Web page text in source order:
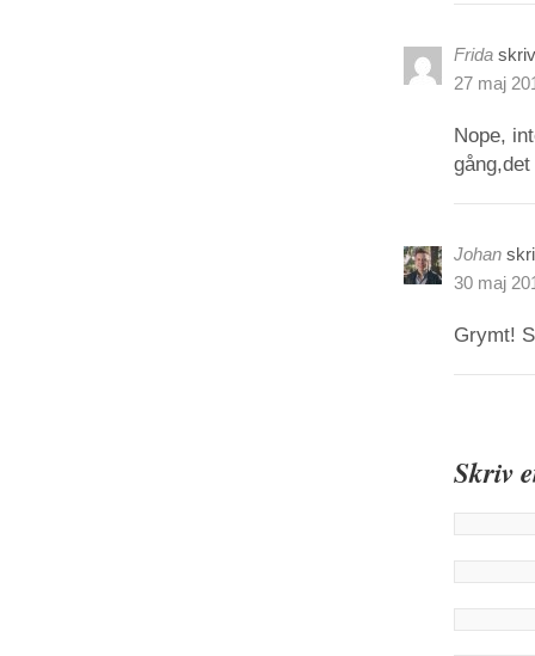
Frida
27 maj
Nope,
Johan
30 maj
Grymt!
Skriv